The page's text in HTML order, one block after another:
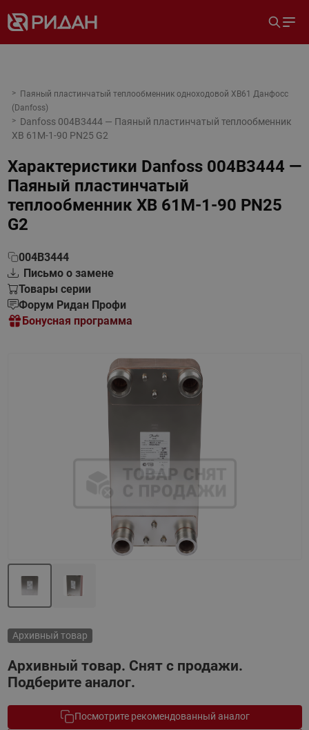
Паяный пластинчатый теплообменник одноходовой XB61 Данфосс
(Danfoss)
Danfoss 004B3444 — Паяный пластинчатый теплообменник
XB 61M-1-90 PN25 G2
Характеристики Danfoss 004B3444 —
Паяный пластинчатый
теплообменник XB 61M-1-90 PN25
G2
004B3444
Письмо о замене
Товары серии
Форум Ридан Профи
Бонусная программа
Архивный товар
Архивный товар. Снят с продажи.
Подберите аналог.
Посмотрите рекомендованный аналог